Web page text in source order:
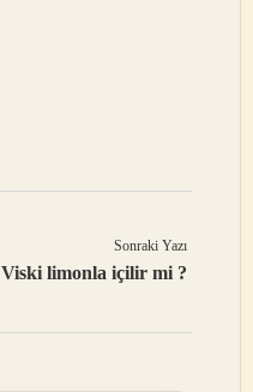
Sonraki Yazı
Viski limonla içilir mi ?